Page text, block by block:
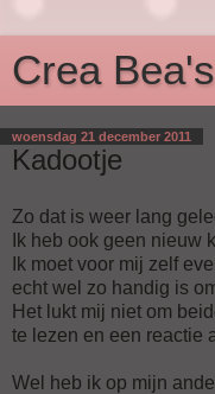
Crea
woensdag 21 december 2011
Kadootje
Zo dat is weer lang
Ik heb ook geen nieuw
Ik moet voor mij zelf
echt wel zo handig is
Het lukt mij niet om
te lezen en een reactie
Wel heb ik op mijn